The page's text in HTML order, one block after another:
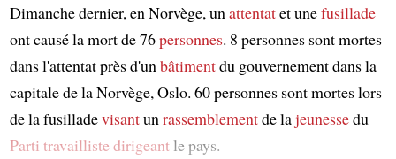
Dimanche dernier, en Norvège, unattentatet unefusillade
ont causé la mort de 76personnes. 8 personnes sont mortes
dans l'attentat près d'unbâtimentdu gouvernement dans la
capitale de la Norvège, Oslo. 60 personnes sont mortes lors
de la fusilladevisantunrassemblementde lajeunessedu
Parti travaillistedirigeantle pays.